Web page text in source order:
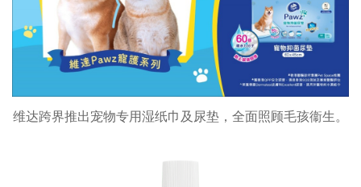
维达跨界推出宠物专用湿纸巾及尿垫，全面照顾毛孩衞生。